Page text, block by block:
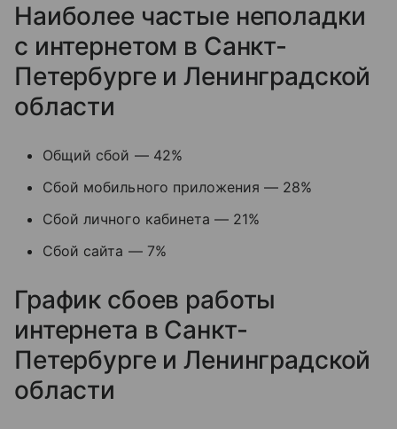
Наиболее частые неполадки
с интернетом в Санкт-
Петербурге и Ленинградской
области
Общий сбой — 42%
Сбой мобильного приложения — 28%
Сбой личного кабинета — 21%
Сбой сайта — 7%
График сбоев работы
интернета в Санкт-
Петербурге и Ленинградской
области